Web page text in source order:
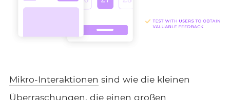
Mikro-Interaktionen sind wie die kleinen
Überraschungen, die einen großen